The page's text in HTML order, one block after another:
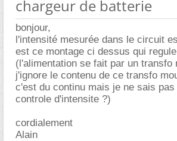
chargeur de batterie
bonjour,
l'intensité mesurée dans le circuit
est ce montage ci dessus qui
(l'alimentation se fait par un transfo
j'ignore le contenu de ce transfo
c'est du continu mais je ne sais
controle d'intensite ?)
cordialement
Alain